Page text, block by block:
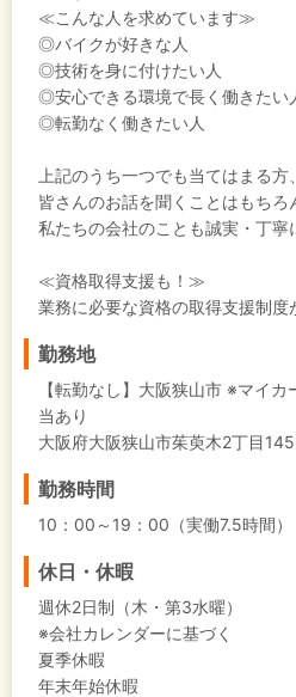
≪こんな人を求めています≫
◎バイクが好きな人
◎技術を身に付けたい人
◎安心できる環境で長く働きたい
◎転勤なく働きたい人
上記のうち一つでも当てはまる方
皆さんのお話を聞くことはもちろ
私たちの会社のことも誠実・丁寧
≪資格取得支援も！≫
業務に必要な資格の取得支援制度
勤務地
【転勤なし】大阪狭山市 ※マイ
当あり
大阪府大阪狭山市茱萸木2丁目
勤務時間
10：00～19：00（実働7.5時間）
休日・休暇
週休2日制（木・第3水曜）
※会社カレンダーに基づく
夏季休暇
年末年始休暇